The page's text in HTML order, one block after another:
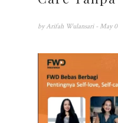
by Arifah Wulansari - May